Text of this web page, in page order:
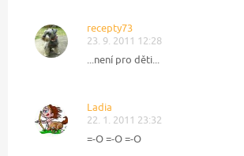
recepty73
23. 9. 2011 12:28
...není pro děti...
Ladia
22. 1. 2011 23:32
=-O =-O =-O